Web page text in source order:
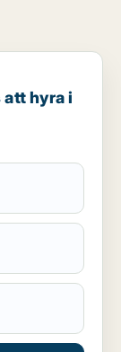
län
att hyra i